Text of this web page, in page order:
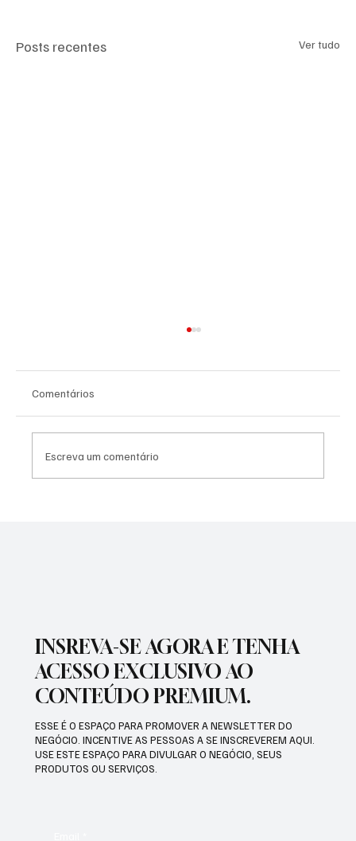
Posts recentes Ver tudo
Comentários
Escreva um comentário
INSREVA-SE AGORA E TENHA
ACESSO EXCLUSIVO AO
CONTEÚDO PREMIUM.
ESSE É O ESPAÇO PARA PROMOVER A NEWSLETTER DO
NEGÓCIO. INCENTIVE AS PESSOAS A SE INSCREVEREM AQUI.
USE ESTE ESPAÇO PARA DIVULGAR O NEGÓCIO, SEUS
PRODUTOS OU SERVIÇOS.